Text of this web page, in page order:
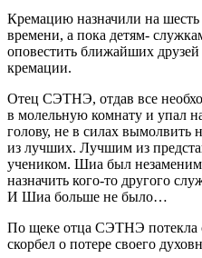
Кремацию назначили на
времени, а пока детям-
оповестить ближайших
кремации.
Отец СЭТНЭ, отдав все
в молельную комнату и упал
голову, не в силах
из лучших. Лучшим из
учеником. Шиа был
назначить кого-то другого
И Шиа больше не было…
По щеке отца СЭТНЭ потекла
скорбел о потере своего